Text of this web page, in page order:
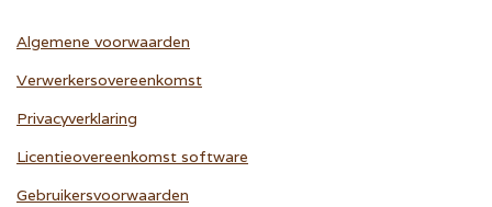
Algemene voorwaarden
Verwerkersovereenkomst
Privacyverklaring
Licentieovereenkomst software
Gebruikersvoorwaarden